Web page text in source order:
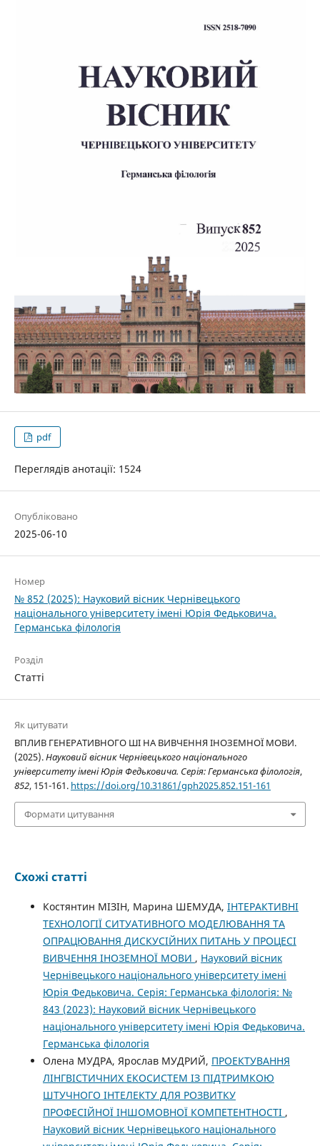
pdf
Переглядів анотації: 1524
Опубліковано
2025-06-10
Номер
№ 852 (2025): Науковий вісник Чернівецького
національного університету імені Юрія Федьковича.
Германська філологія
Розділ
Статті
Як цитувати
ВПЛИВ ГЕНЕРАТИВНОГО ШІ НА ВИВЧЕННЯ ІНОЗЕМНОЇ МОВИ.
(2025).Науковий вісник Чернівецького національного
університету імені Юрія Федьковича. Серія: Германська філологія,
852, 151-161. https://doi.org/10.31861/gph2025.852.151-161
Формати цитування
Схожі статті
Костянтин МІЗІН, Марина ШЕМУДА, ІНТЕРАКТИВНІ
ТЕХНОЛОГІЇ СИТУАТИВНОГО МОДЕЛЮВАННЯ ТА
ОПРАЦЮВАННЯ ДИСКУСІЙНИХ ПИТАНЬ У ПРОЦЕСІ
ВИВЧЕННЯ ІНОЗЕМНОЇ МОВИ , Науковий вісник
Чернівецького національного університету імені
Юрія Федьковича. Серія: Германська філологія: №
843 (2023): Науковий вісник Чернівецького
національного університету імені Юрія Федьковича.
Германська філологія
Олена МУДРА, Ярослав МУДРИЙ, ПРОЕКТУВАННЯ
ЛІНГВІСТИЧНИХ ЕКОСИСТЕМ ІЗ ПІДТРИМКОЮ
ШТУЧНОГО ІНТЕЛЕКТУ ДЛЯ РОЗВИТКУ
ПРОФЕСІЙНОЇ ІНШОМОВНОЇ КОМПЕТЕНТНОСТІ ,
Науковий вісник Чернівецького національного